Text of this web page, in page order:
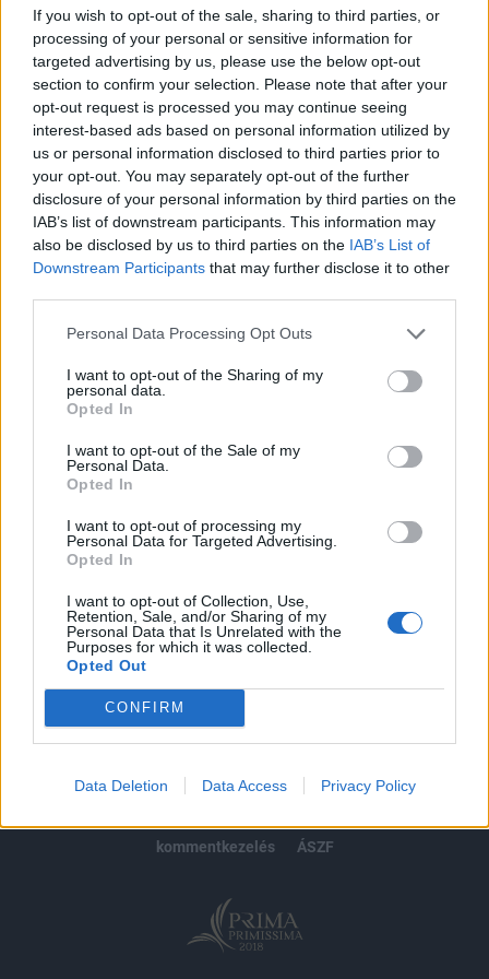
If you wish to opt-out of the sale, sharing to third parties, or
processing of your personal or sensitive information for
targeted advertising by us, please use the below opt-out
section to confirm your selection. Please note that after your
opt-out request is processed you may continue seeing
interest-based ads based on personal information utilized by
us or personal information disclosed to third parties prior to
your opt-out. You may separately opt-out of the further
disclosure of your personal information by third parties on the
IAB’s list of downstream participants. This information may
also be disclosed by us to third parties on the IAB’s List of
Downstream Participants that may further disclose it to other
Personal Data Processing Opt Outs
I want to opt-out of the Sharing of my
personal data.
Opted In
I want to opt-out of the Sale of my
Personal Data.
Opted In
I want to opt-out of processing my
Personal Data for Targeted Advertising.
Opted In
I want to opt-out of Collection, Use,
Retention, Sale, and/or Sharing of my
Personal Data that Is Unrelated with the
Purposes for which it was collected.
Opted Out
CONFIRM
Data Deletion Data Access Privacy Policy
Blankfein New Yorkban fog kemoterápián részt venni.
Blankfein a Goldman Sachs weboldalán azt közölte, hogy
az orvosok teljes felépülést várnak tőle, mivel a limfóma
egy könnyen gyógyítható változatát kapta el. A néhány
hónapig tartó kezelés közben vezérigazgatói teendőit teljes
mértékben el fogja tudni látni, viszont...
KEDVES OLVASÓNK!
A keresett cikk a portfolio.hu hírarchívumához
Portfolio.hu teljes cikkarchívum
Kötéslisták: BÉT elmúlt 2 év napon belüli
MÁR ELŐFIZETŐNK VAGY?
© 2026 Portfolio
impresszum
jogi nyilatkozat
süti beállítások
kommentkezelés
ÁSZF